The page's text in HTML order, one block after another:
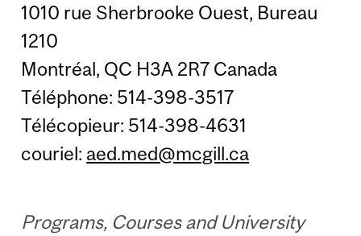
1010 rue Sherbrooke Ouest, Bureau
1210
Montréal, QC H3A 2R7 Canada
Téléphone: 514-398-3517
Télécopieur: 514-398-4631
couriel: aed.med@mcgill.ca
Programs, Courses and University